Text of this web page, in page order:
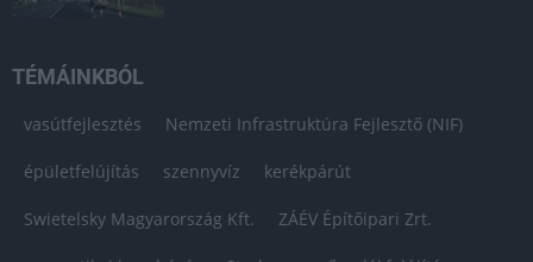
TÉMÁINKBÓL
vasútfejlesztés Nemzeti Infrastruktúra Fejlesztő (NIF)
épületfelújítás szennyvíz kerékpárút
Swietelsky Magyarország Kft. ZÁÉV Építőipari Zrt.